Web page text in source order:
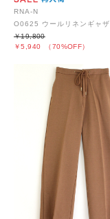
RNA-N
￥5,940 （70%OFF）
￥19,800